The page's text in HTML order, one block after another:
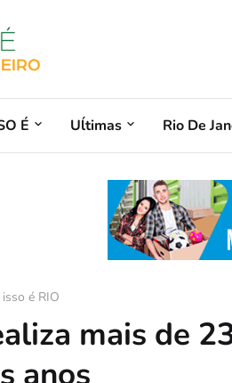
É Uĺtimas Rio De
isso é RIO
mais de
anos